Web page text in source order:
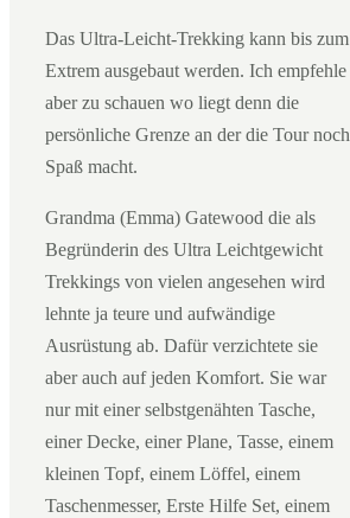
Das Ultra-Leicht-Trekking kann bis zum
Extrem ausgebaut werden. Ich empfehle
aber zu schauen wo liegt denn die
persönliche Grenze an der die Tour noch
Spaß macht.
Grandma (Emma) Gatewood die als
Begründerin des Ultra Leichtgewicht
Trekkings von vielen angesehen wird
lehnte ja teure und aufwändige
Ausrüstung ab. Dafür verzichtete sie
aber auch auf jeden Komfort. Sie war
nur mit einer selbstgenähten Tasche,
einer Decke, einer Plane, Tasse, einem
kleinen Topf, einem Löffel, einem
Taschenmesser, Erste Hilfe Set, einem